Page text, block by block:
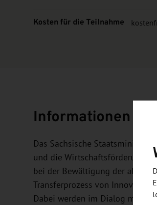
Kosten für die Teilnahme
Informationen
Das Sächsische
und die Wirtschaftsförderung
bei der Bewältigung der
Transferprozess von
Dabei werden im Dialog mit